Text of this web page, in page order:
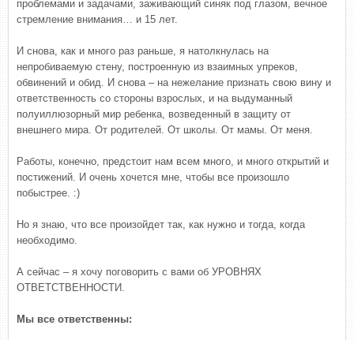
проблемами и задачами, заживающий синяк под глазом, вечное
стремление внимания… и 15 лет.
И снова, как и много раз раньше, я натолкнулась на
непробиваемую стену, построенную из взаимных упреков,
обвинений и обид. И снова – на нежелание признать свою вину и
ответственность со стороны взрослых, и на выдуманный
полуиллюзорный мир ребенка, возведенный в защиту от
внешнего мира. От родителей. От школы. От мамы. От меня.
Работы, конечно, предстоит нам всем много, и много открытий и
постижений. И очень хочется мне, чтобы все произошло
побыстрее. :)
Но я знаю, что все произойдет так, как нужно и тогда, когда
необходимо.
А сейчас – я хочу поговорить с вами об УРОВНЯХ
ОТВЕТСТВЕННОСТИ.
Мы все ответственны: